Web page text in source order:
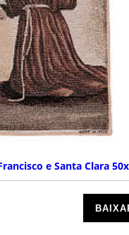
e Santa Clara